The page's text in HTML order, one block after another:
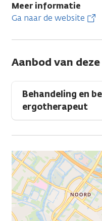
Meer informatie
Ga naar de website
Aanbod van
Behandeling en
ergotherapeut